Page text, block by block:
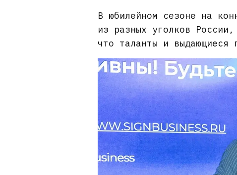
В юбилейном сезоне на
из разных уголков
что таланты и выдающиеся